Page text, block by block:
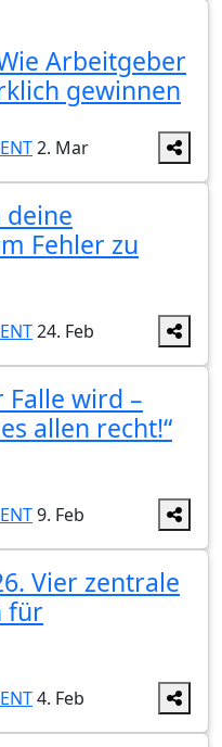
Arbeitgeber
gewinnen
2. Mar
deine
Fehler zu
24. Feb
wird –
allen recht!“
9. Feb
Vier zentrale
für
4. Feb